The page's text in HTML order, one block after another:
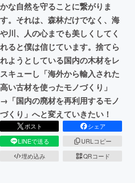
まちづくり・地域活性化
CAMPFIRE for Social Good
CAMPFIREふるさと納税
かな自然を守ることに繋がりま
す。それは、森林だけでなく、海
や川、人の心までも美しくしてく
れると僕は信じています。捨てら
れようとしている国内の木材をレ
スキューし「海外から輸入された
高い古材を使ったモノづくり」
→「国内の廃材を再利用するモノ
づくり」へと変えていきたい！
ポスト
シェア
LINEで送る
URLコピー
埋め込み
QRコード